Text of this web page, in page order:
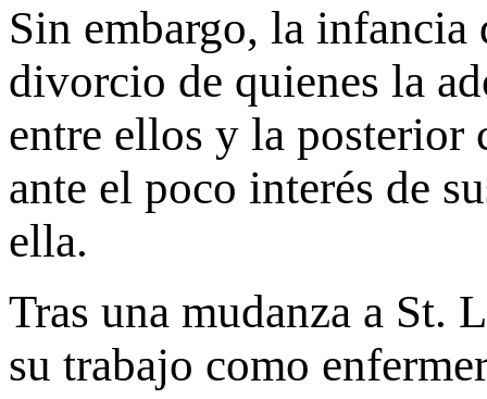
Sin embargo, la
divorcio de quienes la
entre ellos y la posterior
ante el poco interés de
ella.
Tras una mudanza a St.
su trabajo como